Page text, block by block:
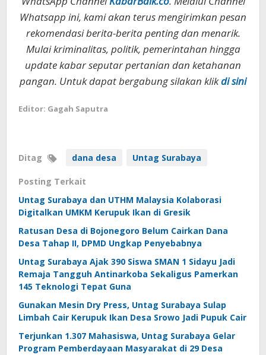
Whatsapp ini, kami akan terus mengirimkan pesan
rekomendasi berita-berita penting dan menarik.
Mulai kriminalitas, politik, pemerintahan hingga
update kabar seputar pertanian dan ketahanan
pangan. Untuk dapat bergabung silakan klikdi sini
Editor: Gagah Saputra
Ditag dana desa Untag Surabaya
Posting Terkait
Untag Surabaya dan UTHM Malaysia Kolaborasi
Digitalkan UMKM Kerupuk Ikan di Gresik
Ratusan Desa di Bojonegoro Belum Cairkan Dana
Desa Tahap II, DPMD Ungkap Penyebabnya
Untag Surabaya Ajak 390 Siswa SMAN 1 Sidayu Jadi
Remaja Tangguh Antinarkoba Sekaligus Pamerkan
145 Teknologi Tepat Guna
Gunakan Mesin Dry Press, Untag Surabaya Sulap
Limbah Cair Kerupuk Ikan Desa Srowo Jadi Pupuk Cair
Terjunkan 1.307 Mahasiswa, Untag Surabaya Gelar
Program Pemberdayaan Masyarakat di 29 Desa